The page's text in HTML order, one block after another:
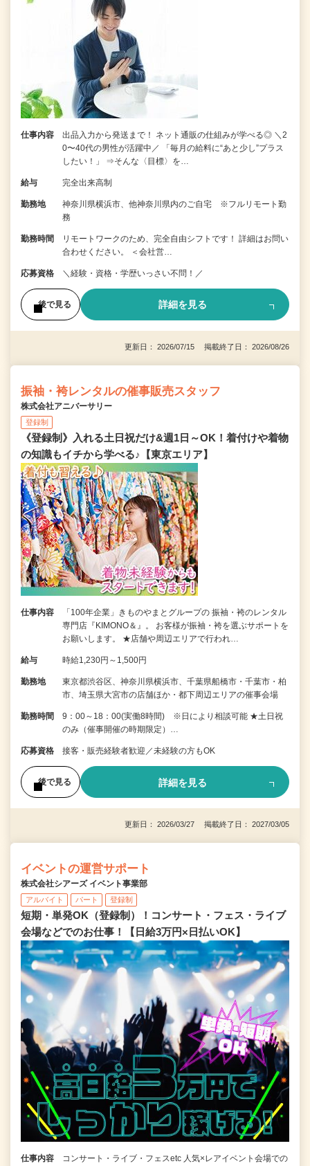
仕事内容
出品入力から発送まで！ ネット通販の仕組みが学べる◎ ＼2
0〜40代の男性が活躍中／ 「毎月の給料に“あと少し”プラス
したい！」 ⇒そんな〈目標〉を…
給与 完全出来高制
勤務地
神奈川県横浜市、他神奈川県内のご自宅 ※フルリモート勤
務
勤務時間
リモートワークのため、完全自由シフトです！ 詳細はお問い
合わせください。 ＜会社営…
応募資格 ＼経験・資格・学歴いっさい不問！／
後で見る 詳細を見る
更新日： 2026/07/15 掲載終了日： 2026/08/26
振袖・袴レンタルの催事販売スタッフ
株式会社アニバーサリー
登録制
《登録制》入れる土日祝だけ&週1日～OK！着付けや着物
の知識もイチから学べる♪【東京エリア】
仕事内容
「100年企業」きものやまとグループの 振袖・袴のレンタル
専門店『KIMONO＆』。 お客様が振袖・袴を選ぶサポートを
お願いします。 ★店舗や周辺エリアで行われ…
給与 時給1,230円～1,500円
勤務地
東京都渋谷区、神奈川県横浜市、千葉県船橋市・千葉市・柏
市、埼玉県大宮市の店舗ほか・都下周辺エリアの催事会場
勤務時間
9：00～18：00(実働8時間) ※日により相談可能 ★土日祝
のみ（催事開催の時期限定）…
応募資格 接客・販売経験者歓迎／未経験の方もOK
後で見る 詳細を見る
更新日： 2026/03/27 掲載終了日： 2027/03/05
イベントの運営サポート
株式会社シアーズ イベント事業部
アルバイト パート 登録制
短期・単発OK（登録制）！コンサート・フェス・ライブ
会場などでのお仕事！【日給3万円×日払いOK】
仕事内容
コンサート・ライブ・フェスetc 人気×レアイベント会場での